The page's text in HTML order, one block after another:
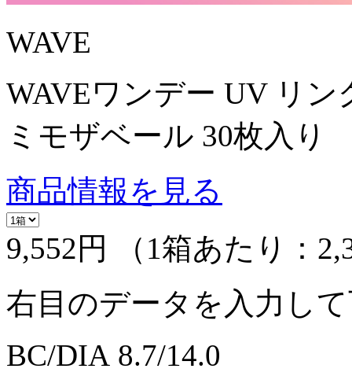
WAVE
WAVEワンデー UV リ
ミモザベール 30枚入り
商品情報を見る
9,552円
（1箱あたり：
右目のデータを入力し
BC/DIA 8.7/14.0